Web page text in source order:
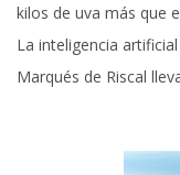
kilos de uva más que
La inteligencia
Marqués de Riscal